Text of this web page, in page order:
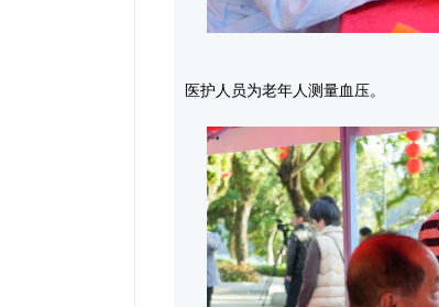
医护人员为老年人测量血压。